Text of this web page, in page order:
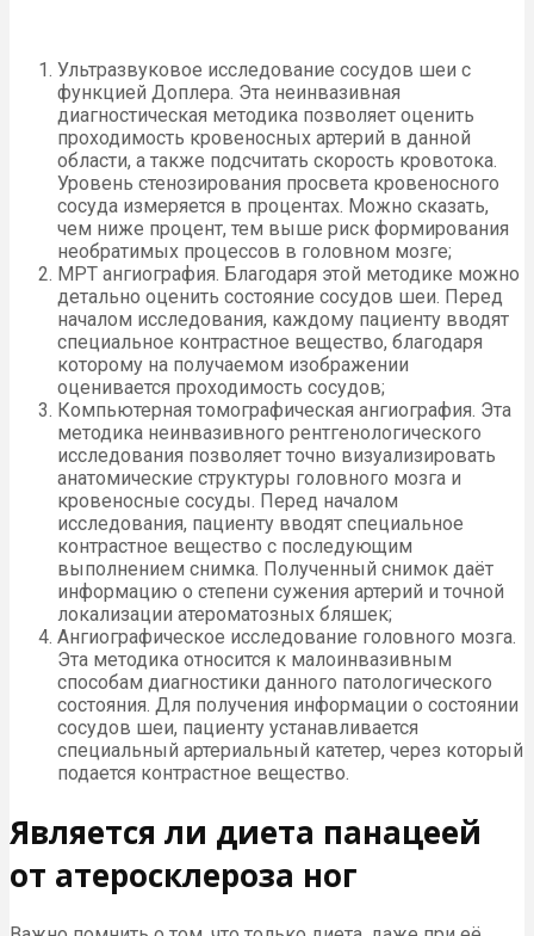
Ультразвуковое исследование сосудов шеи с
функцией Доплера. Эта неинвазивная
диагностическая методика позволяет оценить
проходимость кровеносных артерий в данной
области, а также подсчитать скорость кровотока.
Уровень стенозирования просвета кровеносного
сосуда измеряется в процентах. Можно сказать,
чем ниже процент, тем выше риск формирования
необратимых процессов в головном мозге;
МРТ ангиография. Благодаря этой методике можно
детально оценить состояние сосудов шеи. Перед
началом исследования, каждому пациенту вводят
специальное контрастное вещество, благодаря
которому на получаемом изображении
оценивается проходимость сосудов;
Компьютерная томографическая ангиография. Эта
методика неинвазивного рентгенологического
исследования позволяет точно визуализировать
анатомические структуры головного мозга и
кровеносные сосуды. Перед началом
исследования, пациенту вводят специальное
контрастное вещество с последующим
выполнением снимка. Полученный снимок даёт
информацию о степени сужения артерий и точной
локализации атероматозных бляшек;
Ангиографическое исследование головного мозга.
Эта методика относится к малоинвазивным
способам диагностики данного патологического
состояния. Для получения информации о состоянии
сосудов шеи, пациенту устанавливается
специальный артериальный катетер, через который
подается контрастное вещество.
Является ли диета панацеей
от атеросклероза ног